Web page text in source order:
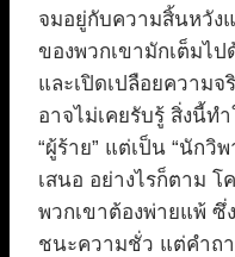
จมอยู่กับความสิ้นหวัง
ของพวกเขามักเต็มไ
และเปิดเปลือยความจ
อาจไม่เคยรับรู้ สิ่งนี้ท
“ผู้ร้าย” แต่เป็น “นัก
เสนอ อย่างไรก็ตาม โ
พวกเขาต้องพ่ายแพ้ ซึ่
ชนะความชั่ว แต่คำถ